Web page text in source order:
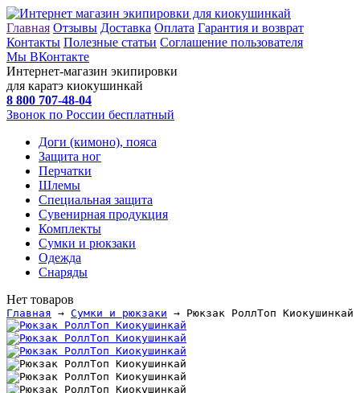
Главная Отзывы Доставка Оплата Гарантия и возврат
Контакты Полезные статьи Соглашение пользователя
Мы ВКонтакте
Интернет-магазин экипировки
для каратэ киокушинкай
8 800 707-48-04
Звонок по России бесплатный
Доги (кимоно), пояса
Защита ног
Перчатки
Шлемы
Специальная защита
Сувенирная продукция
Комплекты
Сумки и рюкзаки
Одежда
Снаряды
Нет товаров
Главная → Сумки и рюкзаки → Рюкзак РоллТоп Киокушинкай